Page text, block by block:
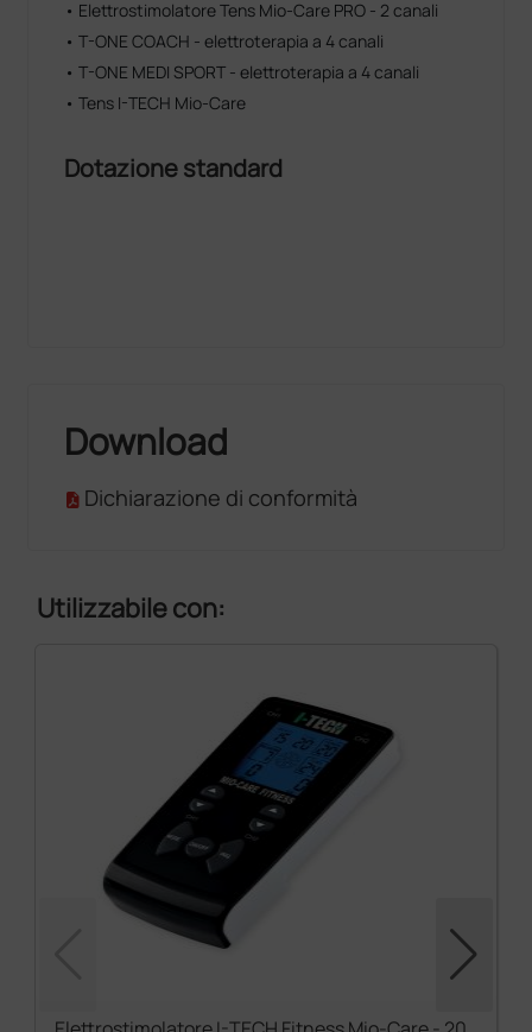
• Elettrostimolatore Tens Mio-Care PRO - 2 canali
• T-ONE COACH - elettroterapia a 4 canali
• T-ONE MEDI SPORT - elettroterapia a 4 canali
• Tens I-TECH Mio-Care
Dotazione standard
Download
Dichiarazione di conformità
Utilizzabile con: